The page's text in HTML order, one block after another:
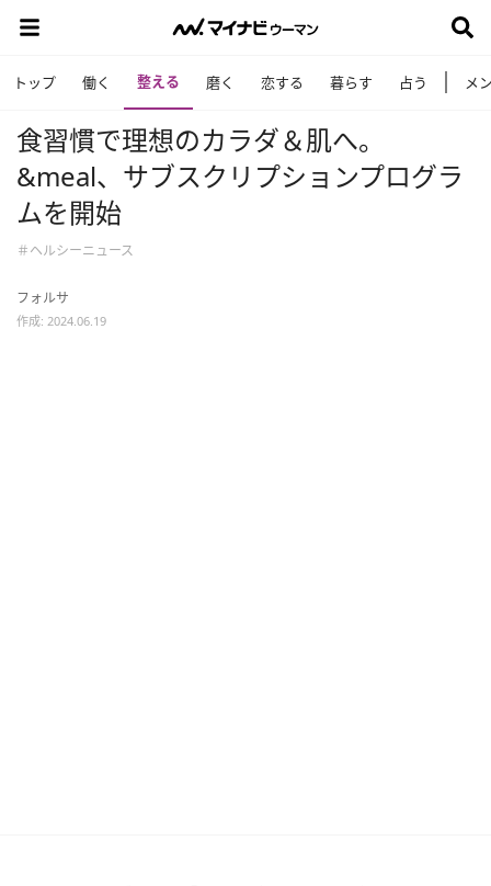
トップ 働く 整える 磨く 恋する 暮らす 占う メ
食習慣で理想のカラダ＆肌へ。
&meal、サブスクリプションプログラ
ムを開始
＃ヘルシーニュース
フォルサ
作成: 2024.06.19